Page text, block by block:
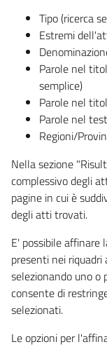
Tipo (ricerca
Estremi
Parole nel
semplice)
Parole nel
Parole nel
Regioni/
Nella sezione
complessivo degli
pagine in cui è
degli atti trovati.
E' possibile affinare
presenti nei
selezionando uno
consente di
selezionati.
Le opzioni per